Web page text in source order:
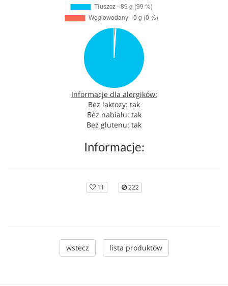
Informacje dla alergików:
Bez laktozy: tak
Bez nabiału: tak
Bez glutenu: tak
Informacje:
11 222
wstecz lista produktów